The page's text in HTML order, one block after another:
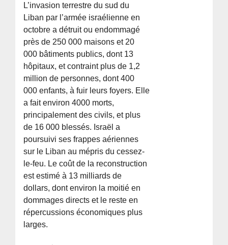
L’invasion terrestre du sud du
Liban par l’armée israélienne en
octobre a détruit ou endommagé
près de 250 000 maisons et 20
000 bâtiments publics, dont 13
hôpitaux, et contraint plus de 1,2
million de personnes, dont 400
000 enfants, à fuir leurs foyers. Elle
a fait environ 4000 morts,
principalement des civils, et plus
de 16 000 blessés. Israël a
poursuivi ses frappes aériennes
sur le Liban au mépris du cessez-
le-feu. Le coût de la reconstruction
est estimé à 13 milliards de
dollars, dont environ la moitié en
dommages directs et le reste en
répercussions économiques plus
larges.